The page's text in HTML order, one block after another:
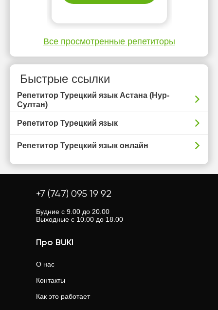
Все просмотренные репетиторы
Быстрые ссылки
Репетитор Турецкий язык Астана (Нур-
Султан)
Репетитор Турецкий язык
Репетитор Турецкий язык онлайн
+7 (747) 095 19 92
Будние с 9.00 до 20.00
Выходные с 10.00 до 18.00
Про BUKI
О нас
Контакты
Как это работает